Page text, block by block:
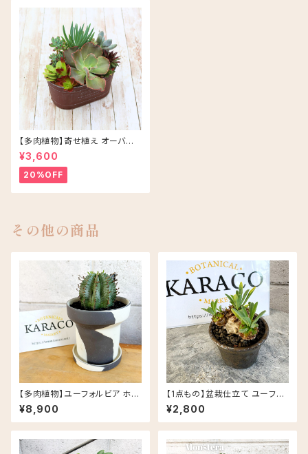
【多肉植物】寄せ植え オーバル
アソート/ブラウン
¥3,600
20%OFF
その他の商品
【多肉植物】ユーフォルビア ホリ
ダ PLUS the green FIKA PO
T セサミラテ
¥8,900
【1点もの】盆栽仕立て ユーフォ
ルビア 峨眉山 信楽焼 陶器鉢
丸鉢 多肉植物
¥2,800